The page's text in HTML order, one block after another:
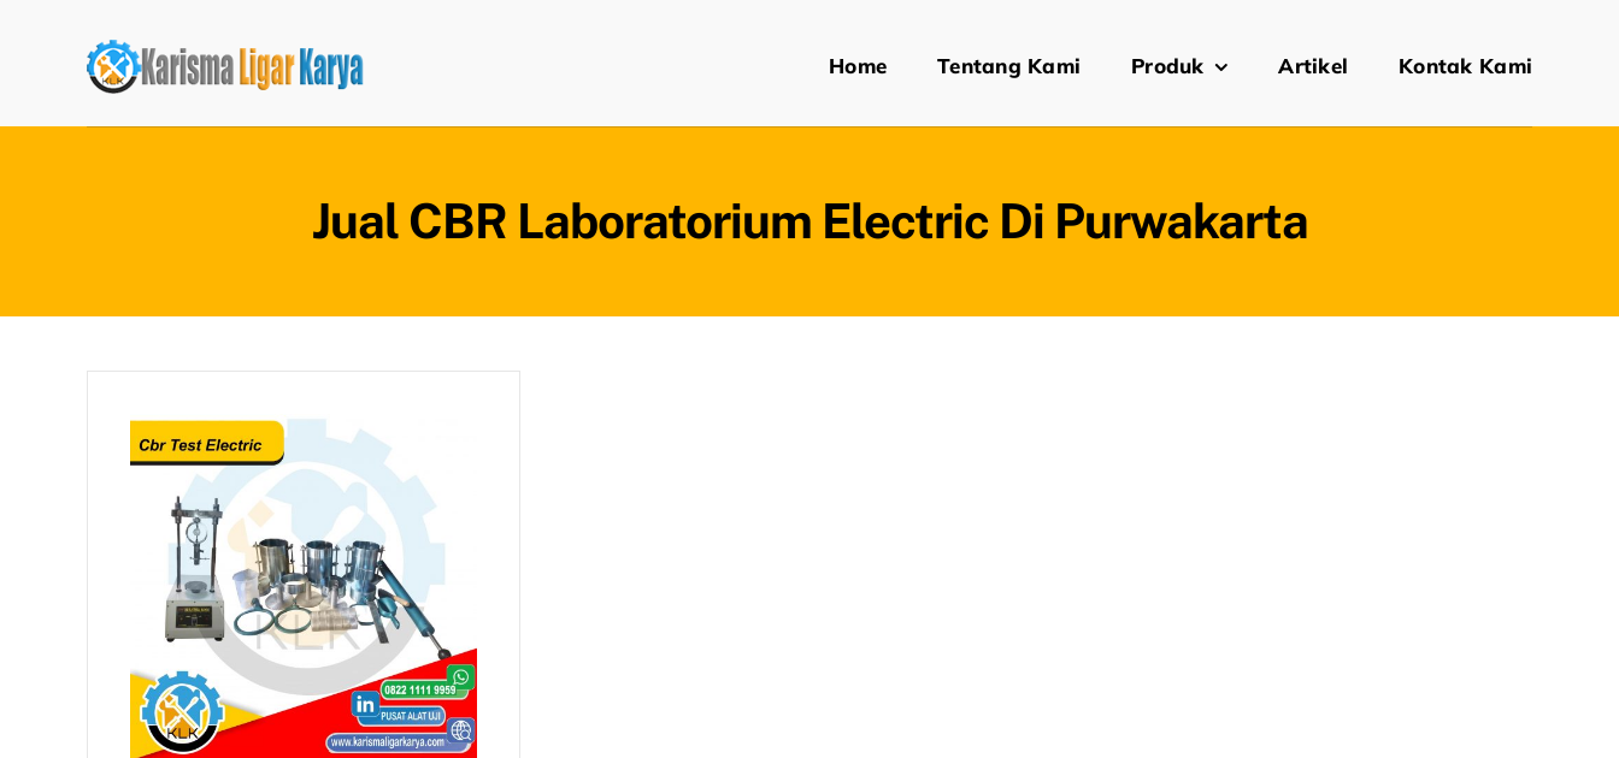
Home Tentang Kami Produk Artikel Kontak Kami
Jual CBR Laboratorium Electric Di Purwakarta